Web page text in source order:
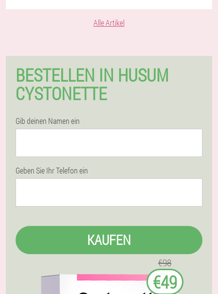
Alle Artikel
BESTELLEN IN HUSUM
CYSTONETTE
Gib deinen Namen ein
Geben Sie Ihr Telefon ein
KAUFEN
€98
€49